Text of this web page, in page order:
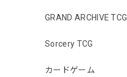
GRAND ARCHIVE TCG
Sorcery TCG
カードゲーム